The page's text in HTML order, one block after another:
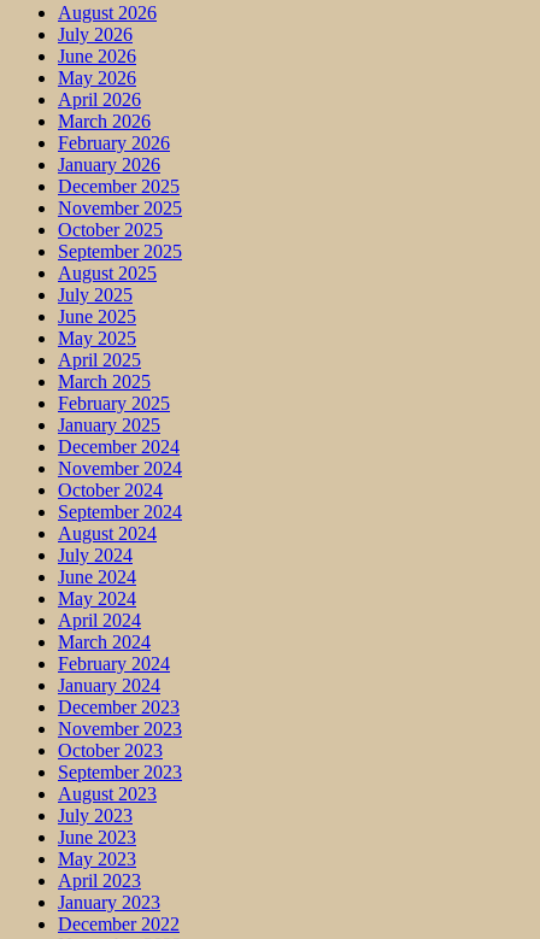
August 2026
July 2026
June 2026
May 2026
April 2026
March 2026
February 2026
January 2026
December 2025
November 2025
October 2025
September 2025
August 2025
July 2025
June 2025
May 2025
April 2025
March 2025
February 2025
January 2025
December 2024
November 2024
October 2024
September 2024
August 2024
July 2024
June 2024
May 2024
April 2024
March 2024
February 2024
January 2024
December 2023
November 2023
October 2023
September 2023
August 2023
July 2023
June 2023
May 2023
April 2023
January 2023
December 2022